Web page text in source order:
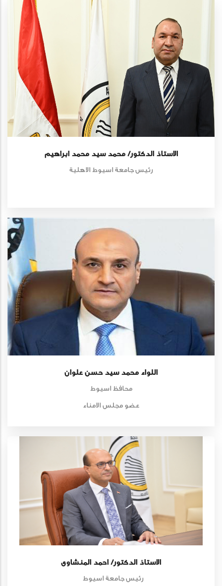
الاستاذ الدكتور/ محمد سيد محمد ابراهيم
رئيس جامعة اسيوط الاهلية
اللواء محمد سيد حسن علوان
محافظ اسيوط
عضو مجلس الامناء
الاستاذ الدكتور/ احمد المنشاوى
رئيس جامعة اسيوط